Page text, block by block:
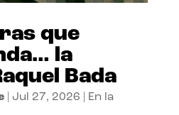
que
la
Bada
| Jul 27, 2026
En la